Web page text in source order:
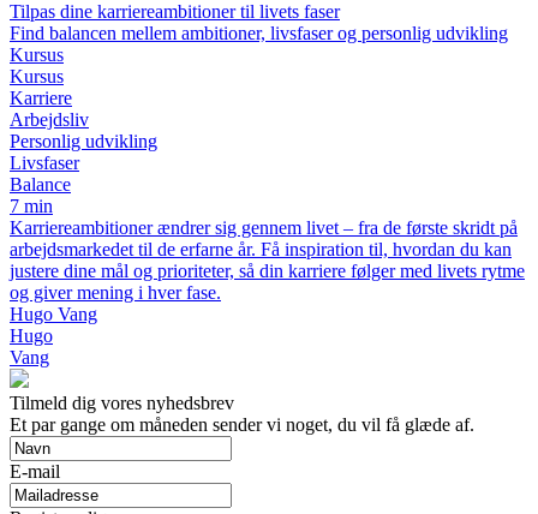
Tilpas dine karriereambitioner til livets faser
Find balancen mellem ambitioner, livsfaser og personlig udvikling
Kursus
Kursus
Karriere
Arbejdsliv
Personlig udvikling
Livsfaser
Balance
7 min
Karriereambitioner ændrer sig gennem livet – fra de første skridt på
arbejdsmarkedet til de erfarne år. Få inspiration til, hvordan du kan
justere dine mål og prioriteter, så din karriere følger med livets rytme
og giver mening i hver fase.
Hugo Vang
Hugo
Vang
Tilmeld dig vores nyhedsbrev
Et par gange om måneden sender vi noget, du vil få glæde af.
E-mail